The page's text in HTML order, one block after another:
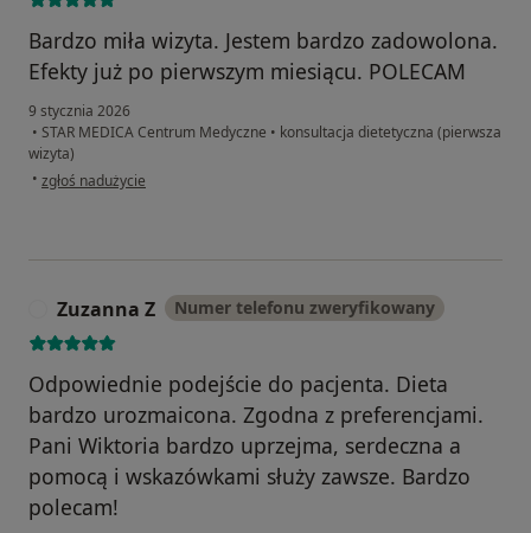
Bardzo miła wizyta. Jestem bardzo zadowolona.
Efekty już po pierwszym miesiącu. POLECAM
9 stycznia 2026
• STAR MEDICA Centrum Medyczne • konsultacja dietetyczna (pierwsza
wizyta)
• w opinii użytkownika Monika
zgłoś nadużycie
Zuzanna Z Numer telefonu zweryfikowany
Odpowiednie podejście do pacjenta. Dieta
bardzo urozmaicona. Zgodna z preferencjami.
Pani Wiktoria bardzo uprzejma, serdeczna a
pomocą i wskazówkami służy zawsze. Bardzo
polecam!